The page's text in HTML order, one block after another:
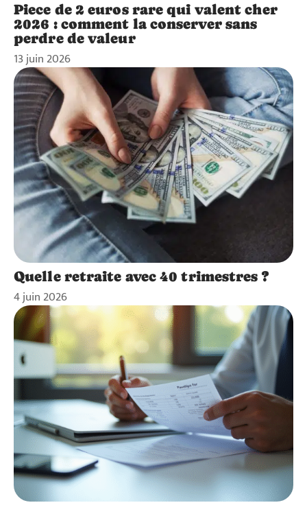
Piece de 2 euros rare qui valent cher
2026 : comment la conserver sans
perdre de valeur
13 juin 2026
Quelle retraite avec 40 trimestres ?
4 juin 2026